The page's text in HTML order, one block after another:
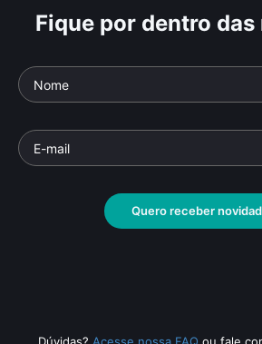
Fique por dentro
Quero receber